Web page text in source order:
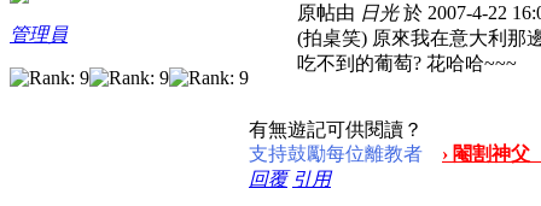
管理員
原帖由 日光於 2007-4-22
(拍桌笑) 原來我在意大利那
吃不到的葡萄? 花哈哈~~~
有無遊記可供閱讀？
支持鼓勵每位離教者
› 閹割神
回覆 引用